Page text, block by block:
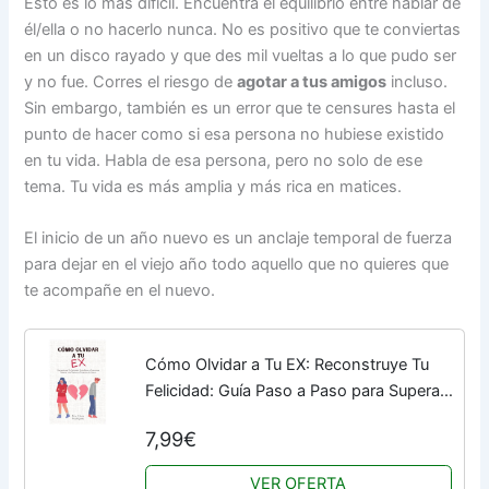
él/ella o no hacerlo nunca. No es positivo que te conviertas
en un disco rayado y que des mil vueltas a lo que pudo ser
y no fue. Corres el riesgo deagotar a tus amigos incluso.
Sin embargo, también es un error que te censures hasta el
punto de hacer como si esa persona no hubiese existido
en tu vida. Habla de esa persona, pero no solo de ese
tema. Tu vida es más amplia y más rica en matices.
El inicio de un año nuevo es un anclaje temporal de fuerza
para dejar en el viejo año todo aquello que no quieres que
te acompañe en el nuevo.
Cómo Olvidar a Tu EX: Reconstruye Tu
Felicidad: Guía Paso a Paso para Superar
7,99€
VER OFERTA